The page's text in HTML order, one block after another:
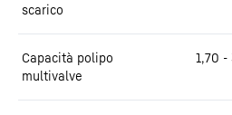
scarico
Capacità polipo
multivalve
1,70 -